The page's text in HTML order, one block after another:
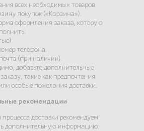
всех необходимых товаров
покупок («Корзина»).
оформления заказа, которую
телефона.
(при наличии).
добавьте дополнительные
такие как предпочтения
особые пожелания доставки.
рекомендации
доставки рекомендуем
дополнительную информацию: